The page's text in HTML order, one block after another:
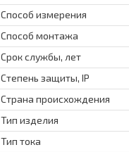
Способ измерения
Способ монтажа
Срок службы, лет
Степень защиты, IP
Страна происхождения
Тип изделия
Тип тока